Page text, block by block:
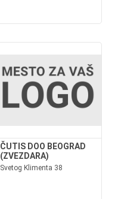
ČUTIS DOO BEOGRAD
(ZVEZDARA)
Svetog Klimenta 38